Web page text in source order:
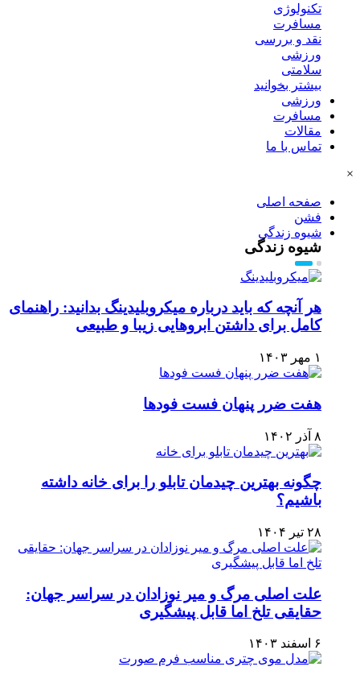
تکنولوژی
مسافرت
نقد و بررسی
ورزشی
سلامتی
بیشتر بخوانید
ورزشی
مسافرت
مقالات
تماس با ما
×
صفحه اصلی
فشن
شیوه زندگی
شیوه زندگی
هر آنچه که باید درباره میکروبلیدینگ بدانید: راهنمای
کامل برای داشتن ابروهایی زیبا و طبیعی
۱ مهر ۱۴۰۳
هفت ضرر پنهان فست فودها
۸ آذر ۱۴۰۲
چگونه بهترین چیدمان تابلو را برای خانه داشته
باشیم؟
۲۸ تیر ۱۴۰۴
علت اصلی مرگ و میر نوزادان در سراسر جهان:
حقایقی تلخ اما قابل پیشگیری
۶ اسفند ۱۴۰۳